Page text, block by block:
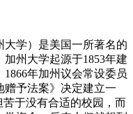
学）是美国一所著名的
州大学起源于1853年建
年加州议会常设委员
予法案》决定建立一
苦于没有合适的校园，而